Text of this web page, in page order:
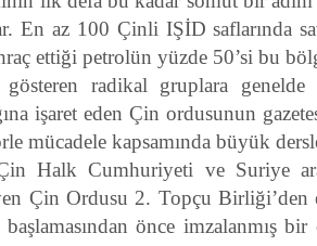
En az 100 Çinli IŞİD saflarında
ettiği petrolün yüzde 50’si bu
radikal gruplara genelde
işaret eden Çin ordusunun
mücadele kapsamında büyük
Halk Cumhuriyeti ve Suriye
Çin Ordusu 2. Topçu
başlamasından önce imzalanmış